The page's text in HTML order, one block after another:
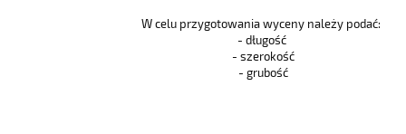
W celu przygotowania wyceny należy podać:
- długość
- szerokość
- grubość